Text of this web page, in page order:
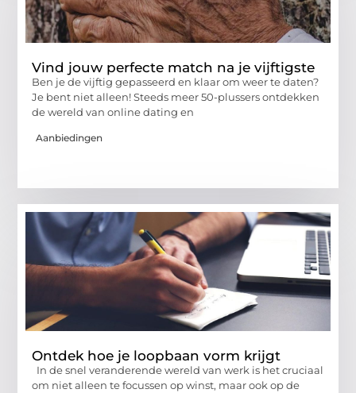
Vind jouw perfecte match na je vijftigste
Ben je de vijftig gepasseerd en klaar om weer te daten?
Je bent niet alleen! Steeds meer 50-plussers ontdekken
de wereld van online dating en
Aanbiedingen
Ontdek hoe je loopbaan vorm krijgt
In de snel veranderende wereld van werk is het cruciaal
om niet alleen te focussen op winst, maar ook op de